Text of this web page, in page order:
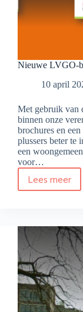
Nieuwe LVGO-
10 april
Met gebruik van
binnen onze
brochures en
plussers beter te
een
voor…
Lees meer
Nieuwe
zelftest